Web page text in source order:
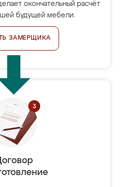
окончательный расчёт
будущей мебели.
ЗАМЕРЩИКА